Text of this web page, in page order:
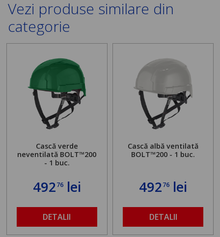
Vezi produse similare din
categorie
Cască verde
neventilată BOLT™200
- 1 buc.
49276lei
DETALII
Cască albă ventilată
BOLT™200 - 1 buc.
49276 lei
DETALII